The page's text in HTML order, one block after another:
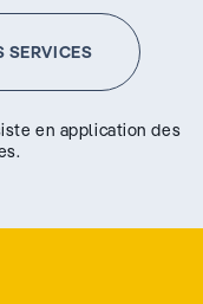
SERVICES
en application des